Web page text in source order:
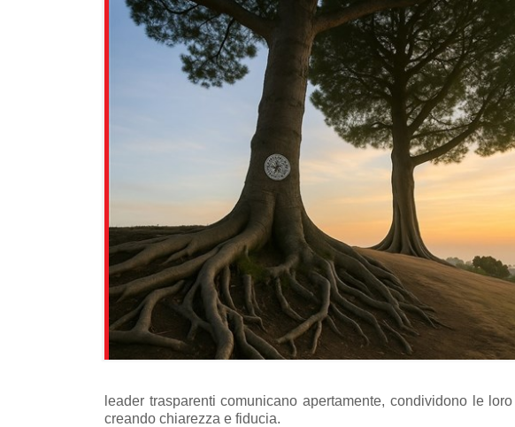
leader trasparenti comunicano apertamente, condividono le
creando chiarezza e fiducia.